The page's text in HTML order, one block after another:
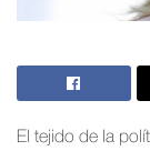
El tejido de la